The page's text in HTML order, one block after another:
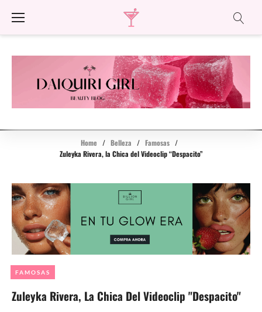
Home / Belleza / Famosas /
Zuleyka Rivera, la Chica del Videoclip “Despacito”
Zuleyka Rivera, La Chica Del Videoclip "Despacito"
FAMOSAS